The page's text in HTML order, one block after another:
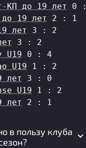
КП до 19 лет
0
19 лет
2 : 1
лет
3 : 2
3 : 2
U19 0 : 4
U19 1 : 2
лет
3 : 0
U19 1 : 2
лет
2 : 1
в пользу клуба